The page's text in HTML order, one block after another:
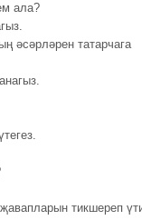
ала?
әсәрләрен татарчага
тикшереп